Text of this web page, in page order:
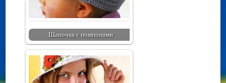
Шапочка с помпонами